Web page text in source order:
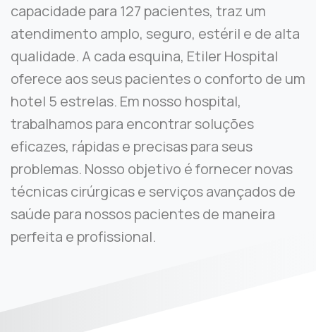
capacidade para 127 pacientes, traz um
atendimento amplo, seguro, estéril e de alta
qualidade. A cada esquina, Etiler Hospital
oferece aos seus pacientes o conforto de um
hotel 5 estrelas. Em nosso hospital,
trabalhamos para encontrar soluções
eficazes, rápidas e precisas para seus
problemas. Nosso objetivo é fornecer novas
técnicas cirúrgicas e serviços avançados de
saúde para nossos pacientes de maneira
perfeita e profissional.